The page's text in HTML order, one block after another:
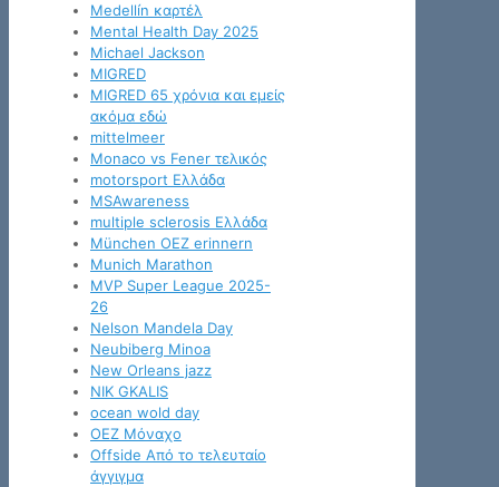
Medellín καρτέλ
Mental Health Day 2025
Michael Jackson
MIGRED
MIGRED 65 χρόνια και εμείς
ακόμα εδώ
mittelmeer
Monaco vs Fener τελικός
motorsport Ελλάδα
MSAwareness
multiple sclerosis Ελλάδα
München OEZ erinnern
Munich Marathon
MVP Super League 2025-
26
Nelson Mandela Day
Neubiberg Minoa
New Orleans jazz
NIK GKALIS
ocean wold day
OEZ Μόναχο
Offside Από το τελευταίο
άγγιγμα